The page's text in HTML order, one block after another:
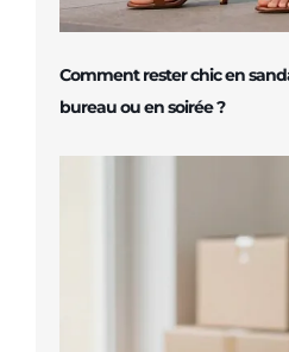
Comment rester chic en
bureau ou en soirée ?